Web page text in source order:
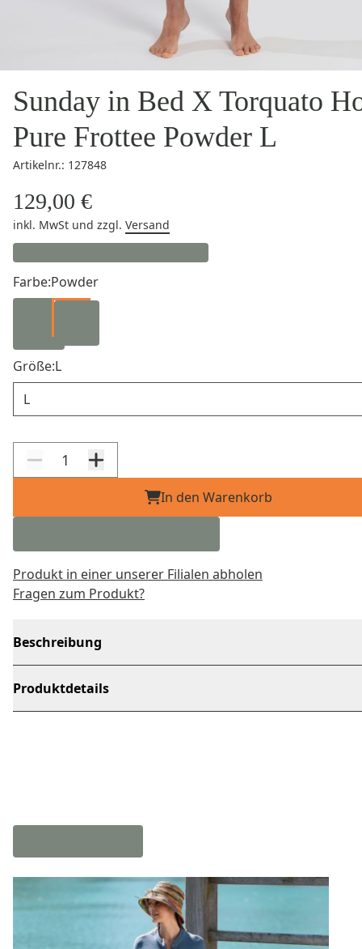
Sunday in Bed X Torquato
Pure Frottee Powder L
Artikelnr.: 127848
129,00 €
inkl. MwSt und zzgl. Versand
Farbe:Powder
Größe:L
In den Warenkorb
Produkt in einer unserer Filialen abholen
Fragen zum Produkt?
Beschreibung
Produktdetails